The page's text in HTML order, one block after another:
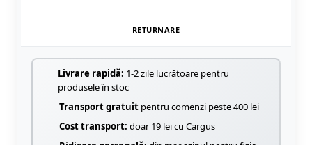
RETURNARE
Livrare rapidă: 1-2 zile lucrătoare pentru
produsele în stoc
Transport gratuit pentru comenzi peste 400 lei
Cost transport: doar 19 lei cu Cargus